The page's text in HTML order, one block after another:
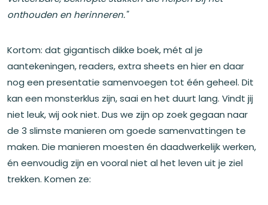
onthouden en herinneren."
Kortom: dat gigantisch dikke boek, mét al je
aantekeningen, readers, extra sheets en hier en daar
nog een presentatie samenvoegen tot één geheel. Dit
kan een monsterklus zijn, saai en het duurt lang. Vindt jij
niet leuk, wij ook niet. Dus we zijn op zoek gegaan naar
de 3 slimste manieren om goede samenvattingen te
maken. Die manieren moesten én daadwerkelijk werken,
én eenvoudig zijn en vooral niet al het leven uit je ziel
trekken. Komen ze: